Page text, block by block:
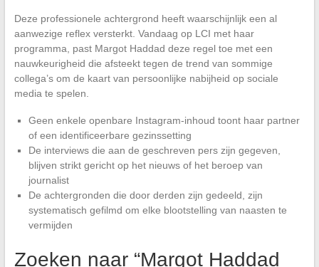
Deze professionele achtergrond heeft waarschijnlijk een al
aanwezige reflex versterkt. Vandaag op LCI met haar
programma, past Margot Haddad deze regel toe met een
nauwkeurigheid die afsteekt tegen de trend van sommige
collega’s om de kaart van persoonlijke nabijheid op sociale
media te spelen.
Geen enkele openbare Instagram-inhoud toont haar partner
of een identificeerbare gezinssetting
De interviews die aan de geschreven pers zijn gegeven,
blijven strikt gericht op het nieuws of het beroep van
journalist
De achtergronden die door derden zijn gedeeld, zijn
systematisch gefilmd om elke blootstelling van naasten te
vermijden
Zoeken naar “Margot Haddad